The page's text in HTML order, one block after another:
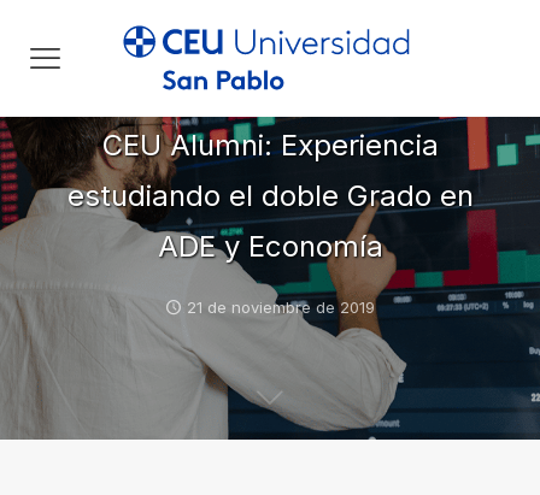
CEU Alumni: Experiencia
estudiando el doble Grado en
ADE y Economía
21 de noviembre de 2019